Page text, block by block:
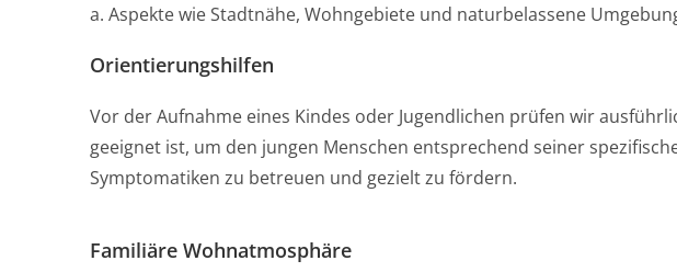
a. Aspekte wie Stadtnähe, Wohngebiete und naturbelassene
Orientierungshilfen
Vor der Aufnahme eines Kindes oder Jugendlichen prüfen wir
geeignet ist, um den jungen Menschen entsprechend seiner
Symptomatiken zu betreuen und gezielt zu fördern.
Familiäre Wohnatmosphäre